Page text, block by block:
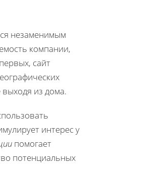
незаменимым
компании,
сайт
выходя из дома.
интерес у
помогает
потенциальных